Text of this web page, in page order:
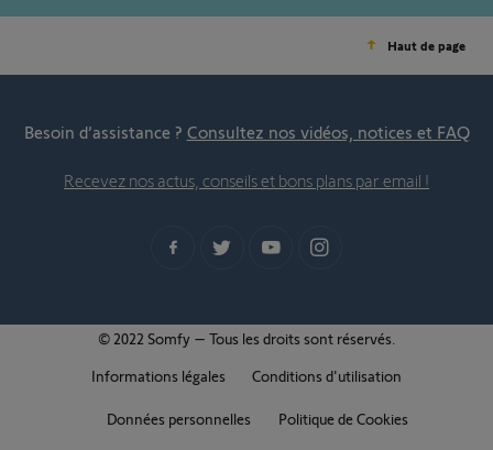
Haut de page
Besoin d’assistance ? Consultez nos vidéos, notices et FAQ
Recevez nos actus, conseils et bons plans par email !
© 2022 Somfy – Tous les droits sont réservés.
Informations légales
Conditions d'utilisation
Données personnelles Politique de Cookies